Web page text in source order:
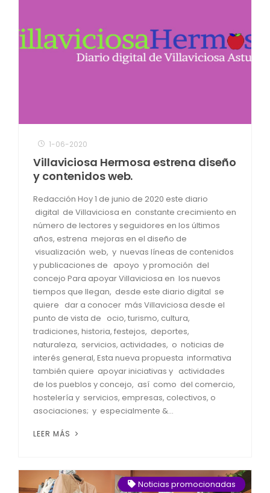
1-06-2020
Villaviciosa Hermosa estrena diseño
y contenidos web.
Redacción Hoy 1 de junio de 2020 este diario
digital de Villaviciosa en constante crecimiento en
número de lectores y seguidores en los últimos
años, estrena mejoras en el diseño de
visualización web, y nuevas líneas de contenidos
y publicaciones de apoyo y promoción del
concejo Para apoyar Villaviciosa en los nuevos
tiempos que llegan, desde este diario digital se
quiere dar a conocer más Villaviciosa desde el
punto de vista de ocio, turismo, cultura,
tradiciones, historia, festejos, deportes,
naturaleza, servicios, actividades, o noticias de
interés general, Esta nueva propuesta informativa
también quiere apoyar iniciativas y actividades
de los pueblos y concejo, así como del comercio,
hostelería y servicios, empresas, colectivos, o
asociaciones; y especialmente &...
LEER MÁS
Noticias promocionadas